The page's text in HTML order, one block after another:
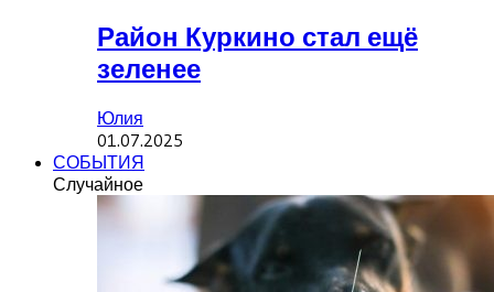
Район Куркино стал ещё
зеленее
Юлия
01.07.2025
СОБЫТИЯ
Случайное